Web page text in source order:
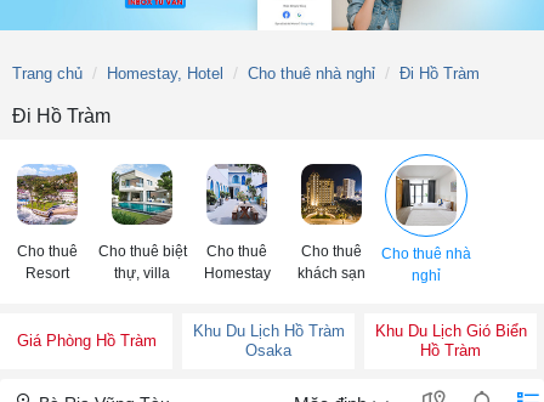
Trang chủ Homestay, Hotel Cho thuê nhà nghỉ Đi Hồ Tràm
Đi Hồ Tràm
Cho thuê
Resort
Cho thuê biệt
thự, villa
Cho thuê
Homestay
Cho thuê
khách sạn
Cho thuê nhà
nghỉ
Giá Phòng Hồ Tràm
Khu Du Lịch Hồ Tràm
Osaka
Khu Du Lịch Gió Biển
Hồ Tràm